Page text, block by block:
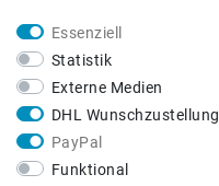
Essenziell
Statistik
Externe Medien
DHL Wunschzustellung
PayPal
Funktional